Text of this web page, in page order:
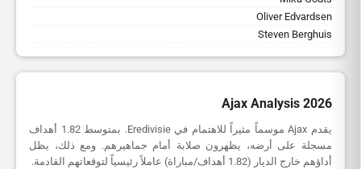
Oliver Edvardsen
Steven Berghuis
Ajax Analysis 2026
يقدم Ajax موسماً مثيراً للاهتمام في Eredivisie. بمتوسط 1.82 أهداف
مسجلة على أرضه، يظهرون صلابة أمام جماهيرهم. ومع ذلك، يظل
أداؤهم خارج الديار (1.82 أهداف/مباراة) عاملاً رئيسياً لتوقعاتهم القادمة.